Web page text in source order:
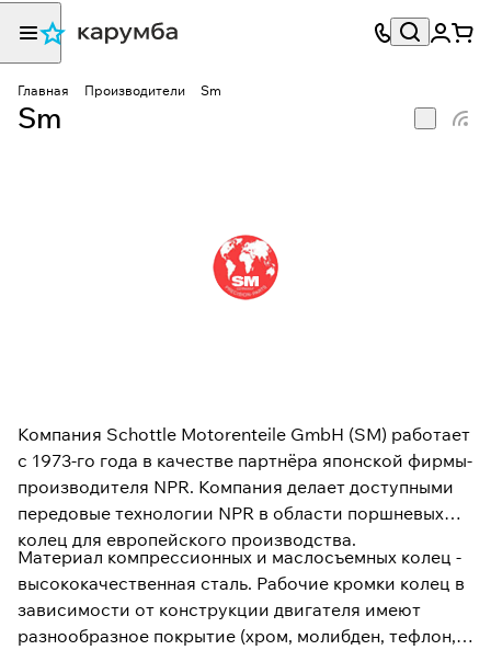
Главная Производители Sm
Sm
Компания Schottle Motorenteile GmbH (SM) работает
с 1973-го года в качестве партнёра японской фирмы-
производителя NPR. Компания делает доступными
передовые технологии NPR в области поршневых
колец для европейского производства.
Материал компрессионных и маслосъемных колец -
высококачественная сталь. Рабочие кромки колец в
зависимости от конструкции двигателя имеют
разнообразное покрытие (хром, молибден, тефлон,